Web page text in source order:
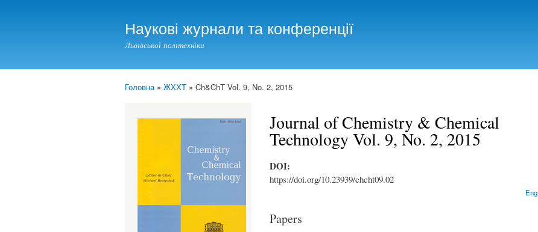
Наукові журнали та конференції
Львівської політехніки
Головна» ЖХХТ » Ch&ChT Vol. 9, No. 2, 2015
Journal of Chemistry & Chemical
Technology Vol. 9, No. 2, 2015
DOI:
https://doi.org/10.23939/chcht09.02
Eng
Papers